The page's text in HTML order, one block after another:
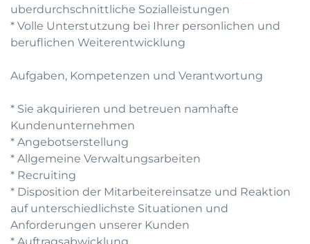
uberdurchschnittliche Sozialleistungen
* Volle Unterstutzung bei Ihrer personlichen und
beruflichen Weiterentwicklung
Aufgaben, Kompetenzen und Verantwortung
* Sie akquirieren und betreuen namhafte
Kundenunternehmen
* Angebotserstellung
* Allgemeine Verwaltungsarbeiten
* Recruiting
* Disposition der Mitarbeitereinsatze und Reaktion
auf unterschiedlichste Situationen und
Anforderungen unserer Kunden